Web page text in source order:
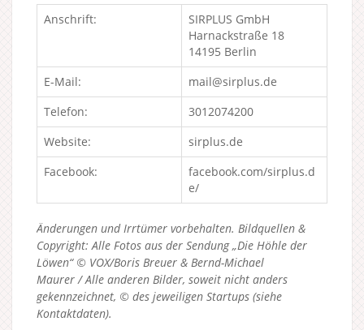
Anschrift:
SIRPLUS GmbH
Harnackstraße 18
14195 Berlin
E-Mail:
mail@sirplus.de
Telefon:
3012074200
Website:
sirplus.de
Facebook:
facebook.com/sirplus.d
e/
Änderungen und Irrtümer vorbehalten. Bildquellen &
Copyright: Alle Fotos aus der Sendung „Die Höhle der
Löwen“ © VOX/Boris Breuer & Bernd-Michael
Maurer / Alle anderen Bilder, soweit nicht anders
gekennzeichnet, © des jeweiligen Startups (siehe
Kontaktdaten).